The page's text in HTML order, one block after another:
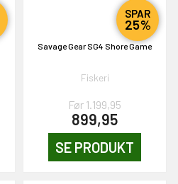
SPAR
25%
Savage Gear SG4 Shore Game
Fiskeri
Før 1.199,95
899,95
SE PRODUKT